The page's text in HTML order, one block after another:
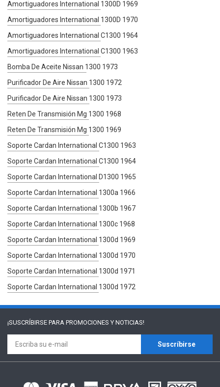
Amortiguadores International 1300D 1969
Amortiguadores International 1300D 1970
Amortiguadores International C1300 1964
Amortiguadores International C1300 1963
Bomba De Aceite Nissan 1300 1973
Purificador De Aire Nissan 1300 1972
Purificador De Aire Nissan 1300 1973
Reten De Transmisión Mg 1300 1968
Reten De Transmisión Mg 1300 1969
Soporte Cardan International C1300 1963
Soporte Cardan International C1300 1964
Soporte Cardan International D1300 1965
Soporte Cardan International 1300a 1966
Soporte Cardan International 1300b 1967
Soporte Cardan International 1300c 1968
Soporte Cardan International 1300d 1969
Soporte Cardan International 1300d 1970
Soporte Cardan International 1300d 1971
Soporte Cardan International 1300d 1972
¡SUSCRÍBIRSE PARA PROMOCIONES Y NOTICIAS!
Suscríbirse